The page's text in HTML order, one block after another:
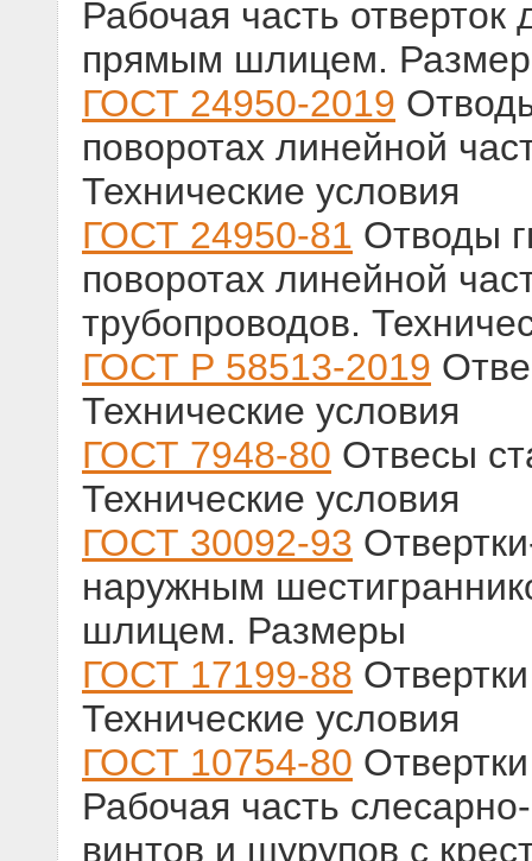
Рабочая часть
прямым шлицем.
ГОСТ 24950-2019
поворотах линейной
Технические условия
ГОСТ 24950-81 Отводы
поворотах линейной
трубопроводов.
ГОСТ Р 58513-2019
Технические условия
ГОСТ 7948-80 Отвесы
Технические условия
ГОСТ 30092-93
наружным
шлицем. Размеры
ГОСТ 17199-88
Технические условия
ГОСТ 10754-80
Рабочая часть
винтов и шурупов с